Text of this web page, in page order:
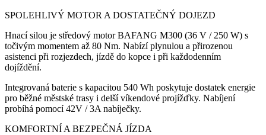
SPOLEHLIVÝ MOTOR A DOSTATEČNÝ DOJEZD
Hnací silou je středový motor BAFANG M300 (36 V / 250 W) s
točivým momentem až 80 Nm. Nabízí plynulou a přirozenou
asistenci při rozjezdech, jízdě do kopce i při každodenním
dojíždění.
Integrovaná baterie s kapacitou 540 Wh poskytuje dostatek energie
pro běžné městské trasy i delší víkendové projížďky. Nabíjení
probíhá pomocí 42V / 3A nabíječky.
KOMFORTNÍ A BEZPEČNÁ JÍZDA